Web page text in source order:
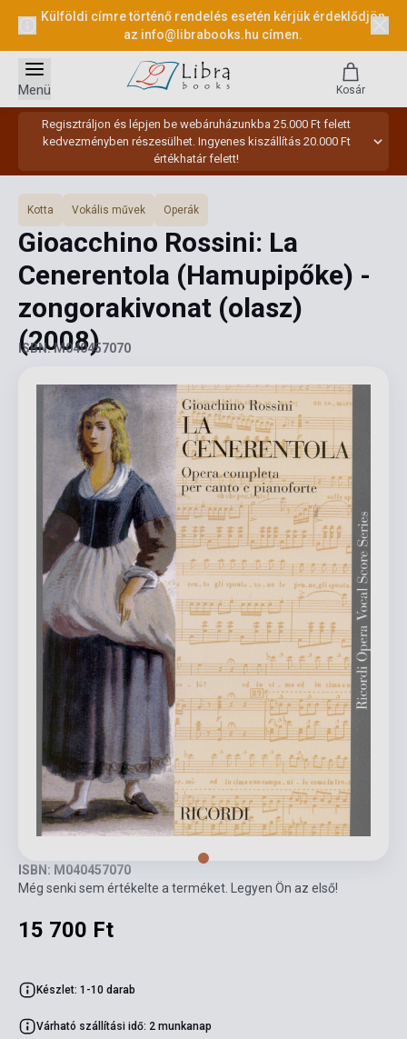
Külföldi címre történő rendelés esetén kérjük érdeklődjön
az info@librabooks.hu címen.
Regisztráljon és lépjen be webáruházunkba 25.000 Ft felett
kedvezményben részesülhet. Ingyenes kiszállítás 20.000 Ft
értékhatár felett!
Menü Kosár
Kotta Vokális művek Operák
Gioacchino Rossini: La
Cenerentola (Hamupipőke) -
zongorakivonat (olasz)
(2008)
ISBN: M040457070
ISBN: M040457070
Még senki sem értékelte a terméket. Legyen Ön az első!
15 700 Ft
Készlet: 1-10 darab
Várható szállítási idő: 2 munkanap